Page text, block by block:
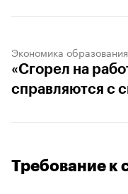
Экономика образования
«Сгорел на
справляются с
Требование к